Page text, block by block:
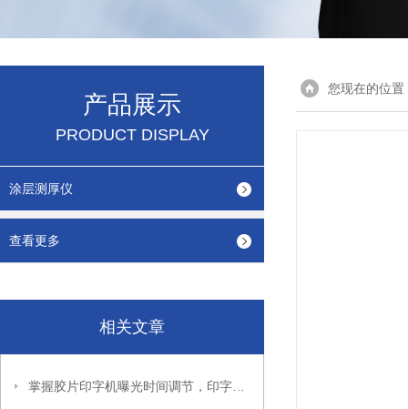
产品展示
PRODUCT DISPLAY
涂层测厚仪
查看更多
相关文章
您现在的位置